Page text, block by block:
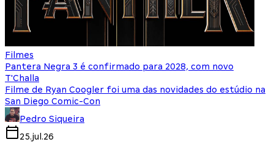
Filmes
Pantera Negra 3 é confirmado para 2028, com novo
T'Challa
Filme de Ryan Coogler foi uma das novidades do estúdio na
San Diego Comic-Con
Pedro Siqueira
25.jul.26